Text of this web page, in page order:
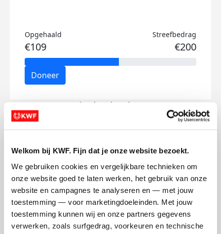
Welkom bij KWF. Fijn dat je onze website bezoekt.
We gebruiken cookies en vergelijkbare technieken om
onze website goed te laten werken, het gebruik van onze
website en campagnes te analyseren en — met jouw
toestemming — voor marketingdoeleinden. Met jouw
toestemming kunnen wij en onze partners gegevens
verwerken, zoals surfgedrag, voorkeuren en technische
Opgehaald
€109
Streefbedrag
€200
Doneer
Tjark's badges